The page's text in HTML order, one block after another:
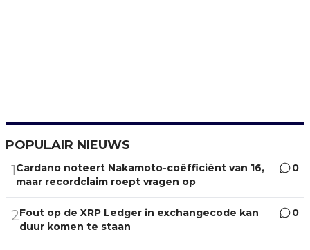
POPULAIR NIEUWS
1Cardano noteert Nakamoto-coëfficiënt van 16,
maar recordclaim roept vragen op
0
2Fout op de XRP Ledger in exchangecode kan
duur komen te staan
0